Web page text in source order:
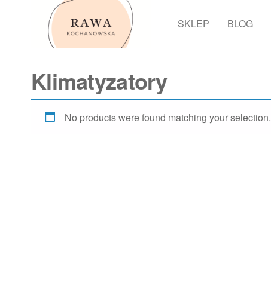
SKLEP BLOG
Klimatyzatory
No products were found matching your selection.